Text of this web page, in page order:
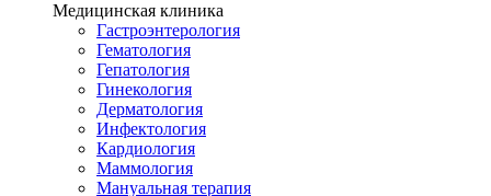
Медицинская клиника
Гастроэнтерология
Гематология
Гепатология
Гинекология
Дерматология
Инфектология
Кардиология
Маммология
Мануальная терапия